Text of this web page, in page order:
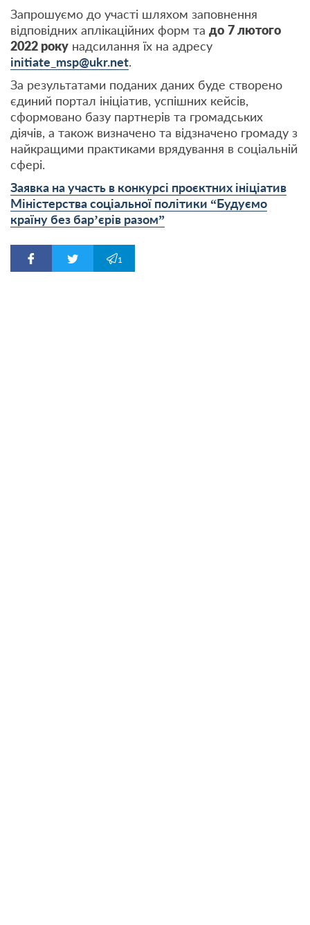
1
Запрошуємо до участі шляхом заповнення
відповідних аплікаційних форм та до 7 лютого
2022 року надсилання їх на адресу
initiate_msp@ukr.net.
За результатами поданих даних буде створено
єдиний портал ініціатив, успішних кейсів,
сформовано базу партнерів та громадських
діячів, а також визначено та відзначено громаду з
найкращими практиками врядування в соціальній
сфері.
Заявка на участь в конкурсі проєктних ініціатив
Міністерства соціальної політики “Будуємо
країну без бар’єрів разом”